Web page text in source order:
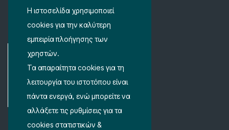
Όροι Χρήσης
Ρυθμίσεις Ιδιωτικότητας
Η ιστοσελίδα χρησιμοποιεί
cookies για την καλύτερη
εμπειρία πλοήγησης των
χρηστών.
Τα απαραίτητα cookies για τη
λειτουργία του ιστοτόπου είναι
πάντα ενεργά, ενώ μπορείτε να
αλλάξετε τις ρυθμίσεις για τα
cookies στατιστικών &